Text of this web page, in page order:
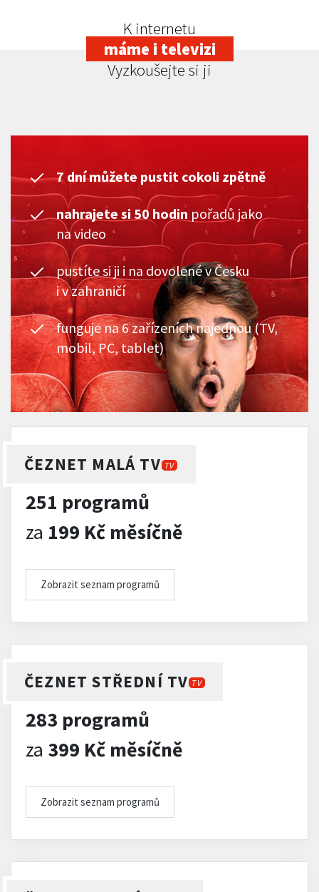
K internetu
máme i televizi
Vyzkoušejte si ji
7 dní můžete pustit cokoli zpětně
nahrajete si 50 hodin pořadů jako
na video
pustíte si ji i na dovolené v Česku
i v zahraničí
funguje na 6 zařízeních najednou (TV,
mobil, PC, tablet)
ČEZNET MALÁ TV TV
251 programů
za 199 Kč měsíčně
Zobrazit seznam programů
ČEZNET STŘEDNÍ TV TV
283 programů
za 399 Kč měsíčně
Zobrazit seznam programů